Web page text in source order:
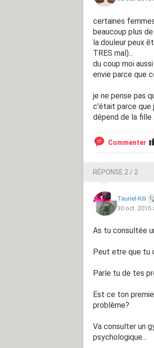
certaines
beaucoup plus
la douleur peux
TRES mal)...
du coup moi
envie parce que
je ne pense pas
c'était parce que
dépend de la fille
Commenter
RÉPONSE 2 / 2
Tauriel-Kili
30 oct. 2015
As tu consultée
Peut etre que tu
Parle tu de tes
Est ce ton
problème?
Va consulter un
psychologique...